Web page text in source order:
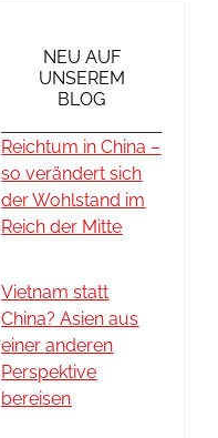
NEU AUF
UNSEREM
BLOG
Reichtum in China –
so verändert sich
der Wohlstand im
Reich der Mitte
Vietnam statt
China? Asien aus
einer anderen
Perspektive
bereisen